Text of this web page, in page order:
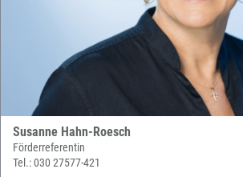
Susanne Hahn-Roesch
Förderreferentin
Tel.: 030 27577-421